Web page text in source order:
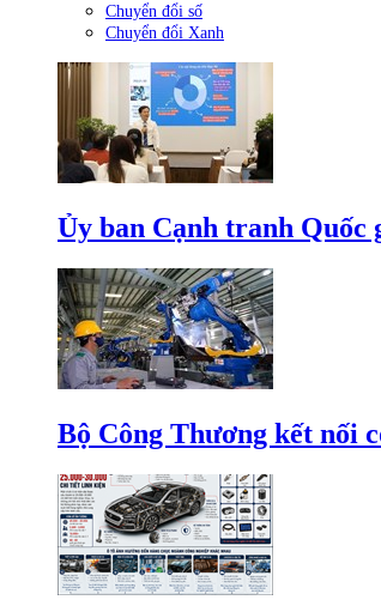
Chuyển đổi số
Chuyển đổi Xanh
Ủy ban Cạnh tranh Quốc
Bộ Công Thương kết nối